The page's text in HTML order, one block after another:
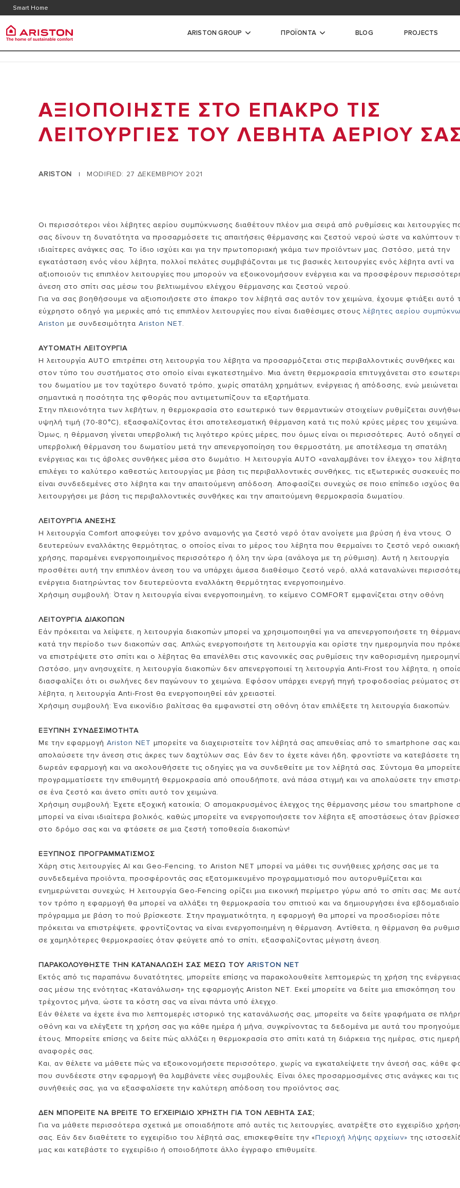
Smart Home
ARISTON GROUP
Η ΟΜΑΔΑ
ΠΡΟΪΟΝΤΑ
ΕΠΙΤΟΙΧΟΙ ΛΕΒΗΤΕΣ ΑΕΡΙΟΥ
ΘΕΡΜΟΡΥΘΜΙΣΗ
ΚΛΙΜΑΤΙΣΜΟΣ
ΣΥΜΠΥΚΝΩΣΗΣ
ΣΥΜΠΥΚΝΩΣΗΣ ΜΕΓΑΛΗΣ ΙΣΧΥΟΣ
BLOG PROJECTS
ΑΞΙΟΠΟΙΗΣΤΕ ΣΤΟ ΕΠΑΚΡΟ ΤΙΣ
ΛΕΙΤΟΥΡΓΙΕΣ ΤΟΥ ΛΕΒΗΤΑ ΑΕΡΙΟΥ
ARISTON | MODIFIED: 27 ΔΕΚΕΜΒΡΙΟΥ 2021
Οι περισσότεροι νέοι λέβητες αερίου συμπύκνωσης διαθέτουν πλέον μια σειρά από ρυθμίσεις και λειτουργίες
σας δίνουν τη δυνατότητα να προσαρμόσετε τις απαιτήσεις θέρμανσης και ζεστού νερού ώστε να καλύπτουν
ιδιαίτερες ανάγκες σας. Το ίδιο ισχύει και για την πρωτοποριακή γκάμα των προϊόντων μας. Ωστόσο, μετά την
εγκατάσταση ενός νέου λέβητα, πολλοί πελάτες συμβιβάζονται με τις βασικές λειτουργίες ενός λέβητα αντί να
αξιοποιούν τις επιπλέον λειτουργίες που μπορούν να εξοικονομήσουν ενέργεια και να προσφέρουν
άνεση στο σπίτι σας μέσω του βελτιωμένου ελέγχου θέρμανσης και ζεστού νερού.
Για να σας βοηθήσουμε να αξιοποιήσετε στο έπακρο τον λέβητά σας αυτόν τον χειμώνα, έχουμε φτιάξει αυτό
εύχρηστο οδηγό για μερικές από τις επιπλέον λειτουργίες που είναι διαθέσιμες στους λέβητες αερίου
Ariston με συνδεσιμότηταAriston NET.
ΑΥΤΟΜΑΤΗ ΛΕΙΤΟΥΡΓΙΑ
Η λειτουργία AUTO επιτρέπει στη λειτουργία του λέβητα να προσαρμόζεται στις περιβαλλοντικές συνθήκες και
στον τύπο του συστήματος στο οποίο είναι εγκατεστημένο. Μια άνετη θερμοκρασία επιτυγχάνεται στο
του δωματίου με τον ταχύτερο δυνατό τρόπο, χωρίς σπατάλη χρημάτων, ενέργειας ή απόδοσης, ενώ μειώνεται
σημαντικά η ποσότητα της φθοράς που αντιμετωπίζουν τα εξαρτήματα.
Στην πλειονότητα των λεβήτων, η θερμοκρασία στο εσωτερικό των θερμαντικών στοιχείων ρυθμίζεται
υψηλή τιμή (70-80°C), εξασφαλίζοντας έτσι αποτελεσματική θέρμανση κατά τις πολύ κρύες μέρες του χειμώνα.
Όμως, η θέρμανση γίνεται υπερβολική τις λιγότερο κρύες μέρες, που όμως είναι οι περισσότερες. Αυτό οδηγεί
υπερβολική θέρμανση του δωματίου μετά την απενεργοποίηση του θερμοστάτη, με αποτέλεσμα τη σπατάλη
ενέργειας και τις άβολες συνθήκες μέσα στο δωμάτιο. Η λειτουργία AUTO «αναλαμβάνει τον έλεγχο» του
επιλέγει το καλύτερο καθεστώς λειτουργίας με βάση τις περιβαλλοντικές συνθήκες, τις εξωτερικές συσκευές
είναι συνδεδεμένες στο λέβητα και την απαιτούμενη απόδοση. Αποφασίζει συνεχώς σε ποιο επίπεδο ισχύος θα
λειτουργήσει με βάση τις περιβαλλοντικές συνθήκες και την απαιτούμενη θερμοκρασία δωματίου.
ΛΕΙΤΟΥΡΓΙΑ ΑΝΕΣΗΣ
Η λειτουργία Comfort αποφεύγει τον χρόνο αναμονής για ζεστό νερό όταν ανοίγετε μια βρύση ή ένα ντους. Ο
δευτερεύων εναλλάκτης θερμότητας, ο οποίος είναι το μέρος του λέβητα που θερμαίνει το ζεστό νερό
χρήσης, παραμένει ενεργοποιημένος περισσότερο ή όλη την ώρα (ανάλογα με τη ρύθμιση). Αυτή η λειτουργία
προσθέτει αυτή την επιπλέον άνεση του να υπάρχει άμεσα διαθέσιμο ζεστό νερό, αλλά καταναλώνει
ενέργεια διατηρώντας τον δευτερεύοντα εναλλάκτη θερμότητας ενεργοποιημένο.
Χρήσιμη συμβουλή: Όταν η λειτουργία είναι ενεργοποιημένη, το κείμενο COMFORT εμφανίζεται στην οθόνη
ΛΕΙΤΟΥΡΓΙΑ ΔΙΑΚΟΠΩΝ
Εάν πρόκειται να λείψετε, η λειτουργία διακοπών μπορεί να χρησιμοποιηθεί για να απενεργοποιήσετε τη
κατά την περίοδο των διακοπών σας. Απλώς ενεργοποιήστε τη λειτουργία και ορίστε την ημερομηνία που
να επιστρέψετε στο σπίτι και ο λέβητας θα επανέλθει στις κανονικές σας ρυθμίσεις την καθορισμένη
Ωστόσο, μην ανησυχείτε, η λειτουργία διακοπών δεν απενεργοποιεί τη λειτουργία Anti-Frost του λέβητα, η
διασφαλίζει ότι οι σωλήνες δεν παγώνουν το χειμώνα. Εφόσον υπάρχει ενεργή πηγή τροφοδοσίας ρεύματος
λέβητα, η λειτουργία Anti-Frost θα ενεργοποιηθεί εάν χρειαστεί.
Χρήσιμη συμβουλή: Ένα εικονίδιο βαλίτσας θα εμφανιστεί στη οθόνη όταν επιλέξετε τη λειτουργία διακοπών.
ΕΞΥΠΝΗ ΣΥΝΔΕΣΙΜΟΤΗΤΑ
Με την εφαρμογήAriston NET μπορείτε να διαχειριστείτε τον λέβητά σας απευθείας από το smartphone σας
απολαύσετε την άνεση στις άκρες των δαχτύλων σας. Εάν δεν το έχετε κάνει ήδη, φροντίστε να κατεβάσετε τη
δωρεάν εφαρμογή και να ακολουθήσετε τις οδηγίες για να συνδεθείτε με τον λέβητά σας. Σύντομα θα
προγραμματίσετε την επιθυμητή θερμοκρασία από οπουδήποτε, ανά πάσα στιγμή και να απολαύσετε την
σε ένα ζεστό και άνετο σπίτι αυτό τον χειμώνα.
Χρήσιμη συμβουλή: Έχετε εξοχική κατοικία; Ο απομακρυσμένος έλεγχος της θέρμανσης μέσω του smartphone
μπορεί να είναι ιδιαίτερα βολικός, καθώς μπορείτε να ενεργοποιήσετε τον λέβητα εξ αποστάσεως όταν
στο δρόμο σας και να φτάσετε σε μια ζεστή τοποθεσία διακοπών!
ΕΞΥΠΝΟΣ ΠΡΟΓΡΑΜΜΑΤΙΣΜΟΣ
Χάρη στις λειτουργίες AI και Geo-Fencing, το Ariston NET μπορεί να μάθει τις συνήθειες χρήσης σας με τα
συνδεδεμένα προϊόντα, προσφέροντάς σας εξατομικευμένο προγραμματισμό που αυτορυθμίζεται και
ενημερώνεται συνεχώς. Η λειτουργία Geo-Fencing ορίζει μια εικονική περίμετρο γύρω από το σπίτι σας: Με
τον τρόπο η εφαρμογή θα μπορεί να αλλάξει τη θερμοκρασία του σπιτιού και να δημιουργήσει ένα εβδομαδιαίο
πρόγραμμα με βάση το πού βρίσκεστε. Στην πραγματικότητα, η εφαρμογή θα μπορεί να προσδιορίσει πότε
πρόκειται να επιστρέψετε, φροντίζοντας να είναι ενεργοποιημένη η θέρμανση. Αντίθετα, η θέρμανση θα
σε χαμηλότερες θερμοκρασίες όταν φεύγετε από το σπίτι, εξασφαλίζοντας μέγιστη άνεση.
ΠΑΡΑΚΟΛΟΥΘΗΣΤΕ ΤΗΝ ΚΑΤΑΝΑΛΩΣΗ ΣΑΣ ΜΕΣΩ ΤΟΥARISTONNET
Εκτός από τις παραπάνω δυνατότητες, μπορείτε επίσης να παρακολουθείτε λεπτομερώς τη χρήση της ενέργειας
σας μέσω της ενότητας «Κατανάλωση» της εφαρμογής Ariston NET. Εκεί μπορείτε να δείτε μια επισκόπηση του
τρέχοντος μήνα, ώστε τα κόστη σας να είναι πάντα υπό έλεγχο.
Εάν θέλετε να έχετε ένα πιο λεπτομερές ιστορικό της κατανάλωσής σας, μπορείτε να δείτε γραφήματα σε
οθόνη και να ελέγξετε τη χρήση σας για κάθε ημέρα ή μήνα, συγκρίνοντας τα δεδομένα με αυτά του
έτους. Μπορείτε επίσης να δείτε πώς αλλάζει η θερμοκρασία στο σπίτι κατά τη διάρκεια της ημέρας, στις
αναφορές σας.
Και, αν θέλετε να μάθετε πώς να εξοικονομήσετε περισσότερο, χωρίς να εγκαταλείψετε την άνεσή σας, κάθε
που συνδέεστε στην εφαρμογή θα λαμβάνετε νέες συμβουλές. Είναι όλες προσαρμοσμένες στις ανάγκες και τις
συνήθειές σας, για να εξασφαλίσετε την καλύτερη απόδοση του προϊόντος σας.
ΔΕΝ ΜΠΟΡΕΙΤΕ ΝΑ ΒΡΕΙΤΕ ΤΟ ΕΓΧΕΙΡΙΔΙΟ ΧΡΗΣΤΗ ΓΙΑ ΤΟΝ ΛΕΒΗΤΑ ΣΑΣ;
Για να μάθετε περισσότερα σχετικά με οποιαδήποτε από αυτές τις λειτουργίες, ανατρέξτε στο εγχειρίδιο
σας. Εάν δεν διαθέτετε το εγχειρίδιο του λέβητά σας, επισκεφθείτε την «Περιοχή λήψης αρχείων» της
μας και κατεβάστε το εγχειρίδιο ή οποιοδήποτε άλλο έγγραφο επιθυμείτε.